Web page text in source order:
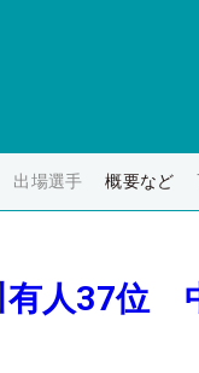
出場選手 概要など
有人37位